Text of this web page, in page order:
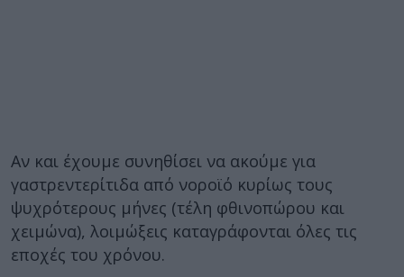
Αν και έχουμε συνηθίσει να ακούμε για
γαστρεντερίτιδα από νοροϊό κυρίως τους
ψυχρότερους μήνες (τέλη φθινοπώρου και
χειμώνα), λοιμώξεις καταγράφονται όλες τις
εποχές του χρόνου.